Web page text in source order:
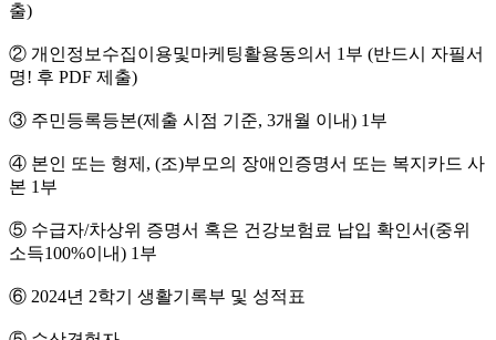
출)
② 개인정보수집이용및마케팅활용동의서 1부 (반드시 자필서
명! 후 PDF 제출)
③ 주민등록등본(제출 시점 기준, 3개월 이내) 1부
④ 본인 또는 형제, (조)부모의 장애인증명서 또는 복지카드 사
본 1부
⑤ 수급자/차상위 증명서 혹은 건강보험료 납입 확인서(중위
소득100%이내) 1부
⑥ 2024년 2학기 생활기록부 및 성적표